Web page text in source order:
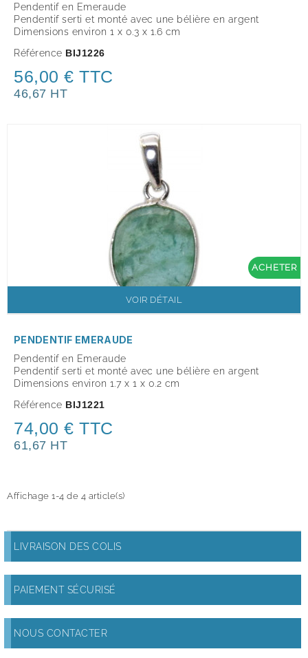
Pendentif en Emeraude
Pendentif serti et monté avec une bélière en argent
Dimensions environ 1 x 0.3 x 1.6 cm
Référence BIJ1226
56,00 € TTC
46,67 HT
ACHETER
VOIR DÉTAIL
PENDENTIF EMERAUDE
Pendentif en Emeraude
Pendentif serti et monté avec une bélière en argent
Dimensions environ 1.7 x 1 x 0.2 cm
Référence BIJ1221
74,00 € TTC
61,67 HT
Affichage 1-4 de 4 article(s)
LIVRAISON DES COLIS
PAIEMENT SÉCURISÉ
NOUS CONTACTER